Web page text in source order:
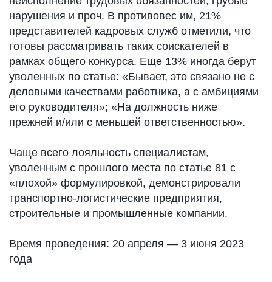
нарушения и проч. В противовес им, 21%
представителей кадровых служб отметили, что
готовы рассматривать таких соискателей в
рамках общего конкурса. Еще 13% иногда берут
уволенных по статье: «Бывает, это связано не с
деловыми качествами работника, а с амбициями
его руководителя»; «На должность ниже
прежней и/или с меньшей ответственностью».
Чаще всего лояльность специалистам,
уволенным с прошлого места по статье 81 с
«плохой» формулировкой, демонстрировали
транспортно-логистические предприятия,
строительные и промышленные компании.
Время проведения: 20 апреля — 3 июня 2023
года